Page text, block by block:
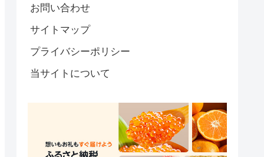
お問い合わせ
サイトマップ
プライバシーポリシー
当サイトについて